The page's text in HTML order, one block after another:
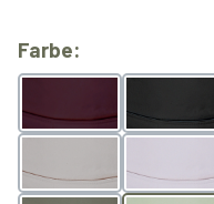
Farbe:
Berry Black
Light Grey